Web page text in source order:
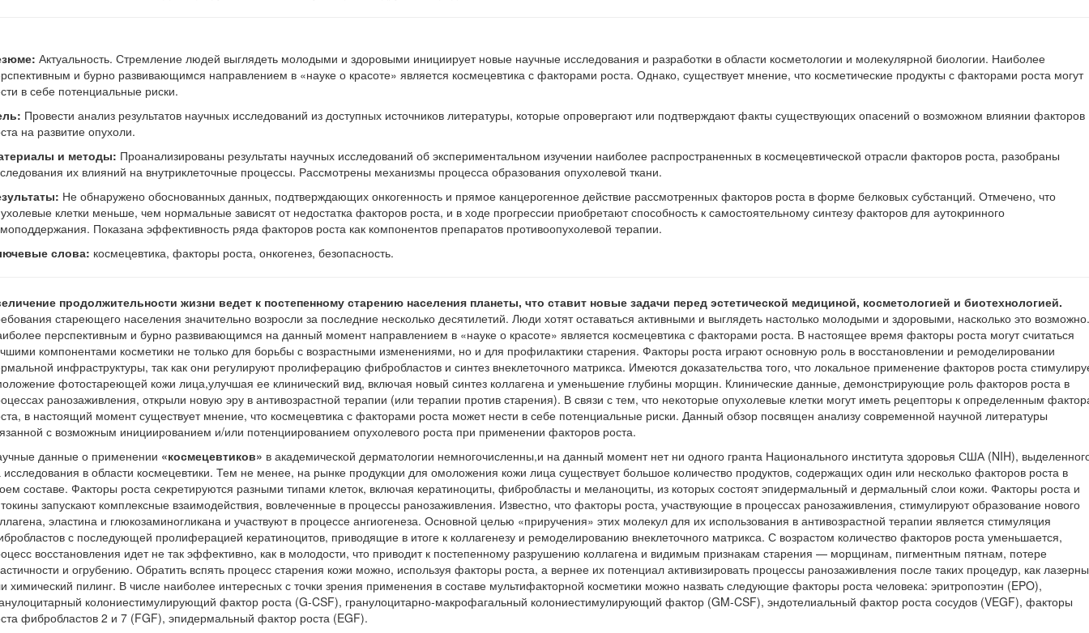
Актуальность. Стремление людей выглядеть молодыми и здоровыми инициирует новые научные исследования и разработки в области косметологии и молекулярной биологии. Наиболее
и бурно развивающимся направлением в «науке о красоте» является космецевтика с факторами роста. Однако, существует мнение, что косметические продукты с факторами роста могут
в себе потенциальные риски.
Провести анализ результатов научных исследований из доступных источников литературы, которые опровергают или подтверждают факты существующих опасений о возможном влиянии факторов
на развитие опухоли.
и методы: Проанализированы результаты научных исследований об экспериментальном изучении наиболее распространенных в космецевтической отрасли факторов роста, разобраны
их влияний на внутриклеточные процессы. Рассмотрены механизмы процесса образования опухолевой ткани.
Не обнаружено обоснованных данных, подтверждающих онкогенность и прямое канцерогенное действие рассмотренных факторов роста в форме белковых субстанций. Отмечено, что
клетки меньше, чем нормальные зависят от недостатка факторов роста, и в ходе прогрессии приобретают способность к самостоятельному синтезу факторов для аутокринного
Показана эффективность ряда факторов роста как компонентов препаратов противоопухолевой терапии.
слова: космецевтика, факторы роста, онкогенез, безопасность.
продолжительности жизни ведет к постепенному старению населения планеты, что ставит новые задачи перед эстетической медициной, косметологией и биотехнологией.
стареющего населения значительно возросли за последние несколько десятилетий. Люди хотят оставаться активными и выглядеть настолько молодыми и здоровыми, насколько это возможно.
перспективным и бурно развивающимся на данный момент направлением в «науке о красоте» является космецевтика с факторами роста. В настоящее время факторы роста могут считаться
компонентами косметики не только для борьбы с возрастными изменениями, но и для профилактики старения. Факторы роста играют основную роль в восстановлении и ремоделировании
инфраструктуры, так как они регулируют пролиферацию фибробластов и синтез внеклеточного матрикса. Имеются доказательства того, что локальное применение факторов роста
фотостареющей кожи лица,улучшая ее клинический вид, включая новый синтез коллагена и уменьшение глубины морщин. Клинические данные, демонстрирующие роль факторов роста в
ранозаживления, открыли новую эру в антивозрастной терапии (или терапии против старения). В связи с тем, что некоторые опухолевые клетки могут иметь рецепторы к определенным
в настоящий момент существует мнение, что космецевтика с факторами роста может нести в себе потенциальные риски. Данный обзор посвящен анализу современной научной литературы
с возможным инициированием и/или потенциированием опухолевого роста при применении факторов роста.
данные о применении «космецевтиков» в академической дерматологии немногочисленны,и на данный момент нет ни одного гранта Национального института здоровья США (NIH),
исследования в области космецевтики. Тем не менее, на рынке продукции для омоложения кожи лица существует большое количество продуктов, содержащих один или несколько факторов роста в
составе. Факторы роста секретируются разными типами клеток, включая кератиноциты, фибробласты и меланоциты, из которых состоят эпидермальный и дермальный слои кожи. Факторы роста и
запускают комплексные взаимодействия, вовлеченные в процессы ранозаживления. Известно, что факторы роста, участвующие в процессах ранозаживления, стимулируют образование нового
эластина и глюкозаминогликана и участвуют в процессе ангиогенеза. Основной целью «приручения» этих молекул для их использования в антивозрастной терапии является стимуляция
с последующей пролиферацией кератиноцитов, приводящие в итоге к коллагенезу и ремоделированию внеклеточного матрикса. С возрастом количество факторов роста уменьшается,
восстановления идет не так эффективно, как в молодости, что приводит к постепенному разрушению коллагена и видимым признакам старения — морщинам, пигментным пятнам, потере
и огрубению. Обратить вспять процесс старения кожи можно, используя факторы роста, а вернее их потенциал активизировать процессы ранозаживления после таких процедур, как
химический пилинг. В числе наиболее интересных с точки зрения применения в составе мультифакторной косметики можно назвать следующие факторы роста человека: эритропоэтин (EPO),
колониестимулирующий фактор роста (G-CSF), гранулоцитарно-макрофагальный колониестимулирующий фактор (GM-CSF), эндотелиальный фактор роста сосудов (VEGF), факторы
фибробластов 2 и 7 (FGF), эпидермальный фактор роста (EGF).